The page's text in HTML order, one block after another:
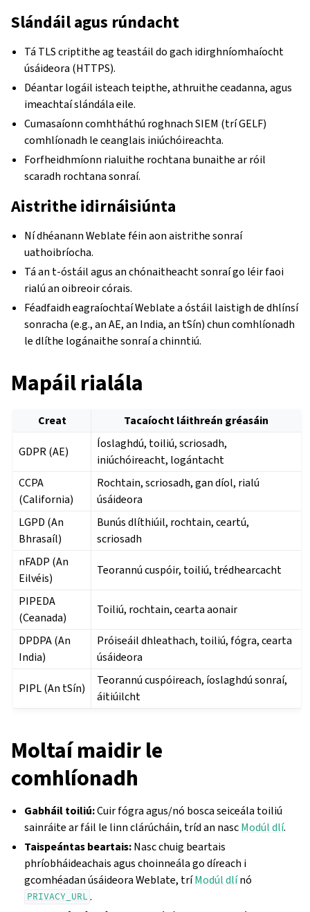
Slándáil agus rúndacht
Tá TLS criptithe ag teastáil do gach idirghníomhaíocht
úsáideora (HTTPS).
Déantar logáil isteach teipthe, athruithe ceadanna, agus
imeachtaí slándála eile.
Cumasaíonn comhtháthú roghnach SIEM (trí GELF)
comhlíonadh le ceanglais iniúchóireachta.
Forfheidhmíonn rialuithe rochtana bunaithe ar róil
scaradh rochtana sonraí.
Aistrithe idirnáisiúnta
Ní dhéanann Weblate féin aon aistrithe sonraí
uathoibríocha.
Tá an t-óstáil agus an chónaitheacht sonraí go léir faoi
rialú an oibreoir córais.
Féadfaidh eagraíochtaí Weblate a óstáil laistigh de dhlínsí
sonracha (e.g., an AE, an India, an tSín) chun comhlíonadh
le dlíthe logánaithe sonraí a chinntiú.
Mapáil rialála
Creat Tacaíocht láithreán gréasáin
GDPR (AE)
Íoslaghdú, toiliú, scriosadh,
iniúchóireacht, logántacht
CCPA
(California)
Rochtain, scriosadh, gan díol, rialú
úsáideora
LGPD (An
Bhrasaíl)
Bunús dlíthiúil, rochtain, ceartú,
scriosadh
nFADP (An
Eilvéis)
Teorannú cuspóir, toiliú, trédhearcacht
PIPEDA
(Ceanada)
Toiliú, rochtain, cearta aonair
DPDPA (An
India)
Próiseáil dhleathach, toiliú, fógra, cearta
úsáideora
PIPL (An tSín)
Teorannú cuspóireach, íoslaghdú sonraí,
áitiúilcht
Moltaí maidir le
comhlíonadh
Gabháil toiliú:Cuir fógra agus/nó bosca seiceála toiliú
sainráite ar fáil le linn clárúcháin, tríd an nascModúl dlí.
Taispeántas beartais:Nasc chuig beartais
phríobháideachais agus choinneála go díreach i
gcomhéadan úsáideora Weblate, tríModúl dlínó
PRIVACY_URL .